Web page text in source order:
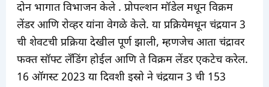
दोन भागात विभाजन केले . प्रोपल्शन मॉडेल मधून विक्रम
लेंडर आणि रोव्हर यांना वेगळे केले. या प्रक्रियेमधून चंद्रयान 3
ची शेवटची प्रक्रिया देखील पूर्ण झाली, म्हणजेच आता चंद्रावर
फक्त सॉफ्ट लँडिंग होईल आणि ते विक्रम लेंडर एकटेच करेल.
16 ऑगस्ट 2023 या दिवशी इस्रो ने चंद्रयान 3 ची 153